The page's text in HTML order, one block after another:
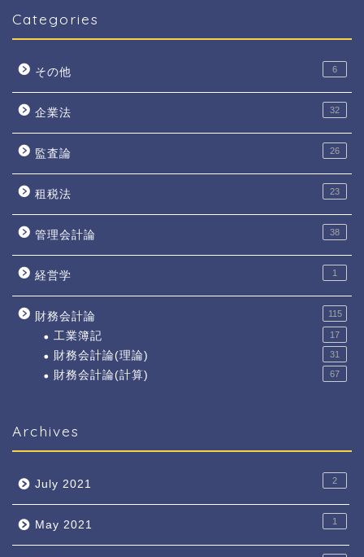
Categories
その他 6
企業法 32
監査論 26
租税法 23
管理会計論 38
経営学 1
財務会計論 115
工業簿記 17
財務会計論(理論) 31
財務会計論(計算) 67
Archives
July 2021 2
May 2021 1